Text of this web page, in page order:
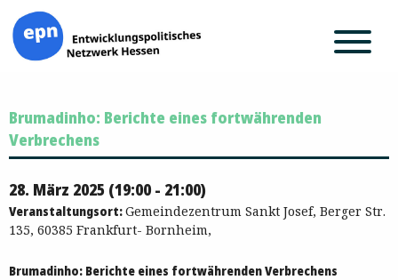
Inhalt
springen
Brumadinho: Berichte eines fortwährenden
Verbrechens
28. März 2025 (19:00 - 21:00)
Veranstaltungsort:Gemeindezentrum Sankt Josef, Berger Str.
135, 60385 Frankfurt- Bornheim,
Brumadinho: Berichte eines fortwährenden Verbrechens